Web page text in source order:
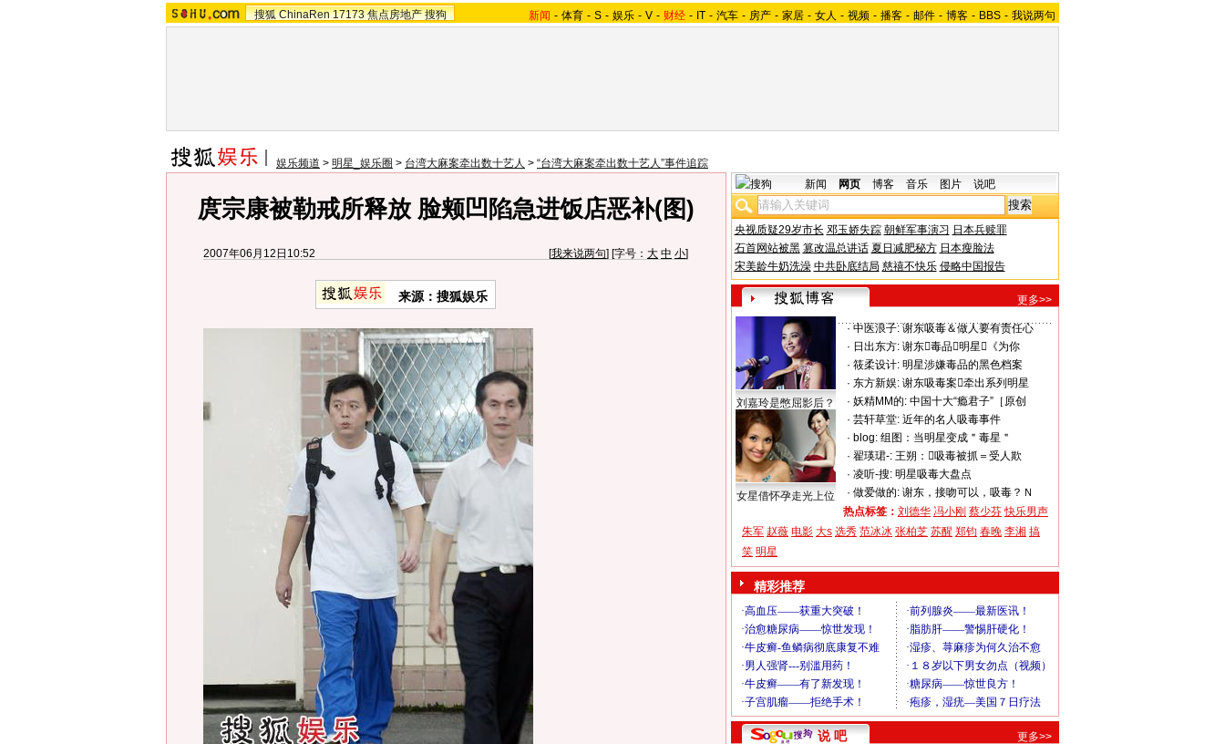
搜狐 ChinaRen 17173 焦点房地产 搜狗 新闻 - 体育 - S - 娱乐 - V - 财经 - IT - 汽车 - 房产 - 家居 - 女人 - 视频 - 播客 - 邮件 - 博客 - BBS - 我说两句
娱乐频道 > 明星_娱乐圈 > 台湾大麻案牵出数十艺人 > “台湾大麻案牵出数十艺人”事件追踪
庹宗康被勒戒所释放 脸颊凹陷急进饭店恶补(图)
2007年06月12日10:52 [我来说两句] [字号： 大 中 小]
来源：搜狐娱乐
新闻 网页 博客 音乐 图片 说吧
央视质疑29岁市长 邓玉娇失踪 朝鲜军事演习 日本兵赎罪
石首网站被黑 篡改温总讲话 夏日减肥秘方 日本瘦脸法
宋美龄牛奶洗澡 中共卧底结局 慈禧不快乐 侵略中国报告
更多>>
刘嘉玲是憋屈影后？
女星借怀孕走光上位
· 中医浪子: 谢东吸毒＆做人要有责任心
· 日出东方: 谢东毒品明星《为你
· 筱柔设计: 明星涉嫌毒品的黑色档案
· 东方新娱: 谢东吸毒案牵出系列明星
· 妖精MM的: 中国十大“瘾君子”［原创
· 芸轩草堂: 近年的名人吸毒事件
· blog: 组图：当明星变成＂毒星＂
· 翟瑛珺-: 王朔：吸毒被抓＝受人欺
· 凌听-搜: 明星吸毒大盘点
· 做爱做的: 谢东，接吻可以，吸毒？Ｎ
热点标签： 刘德华 冯小刚 蔡少芬 快乐男声
朱军 赵薇 电影 大s 选秀 范冰冰 张柏芝 苏醒 郑钧 春晚 李湘 搞
笑 明星
精彩推荐
说 吧 更多>>